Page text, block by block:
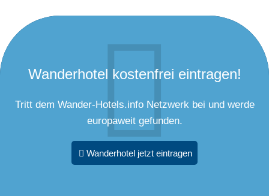
Wanderhotel kostenfrei eintragen!
Tritt dem Wander-Hotels.info Netzwerk bei und werde
europaweit gefunden.
Wanderhotel jetzt eintragen